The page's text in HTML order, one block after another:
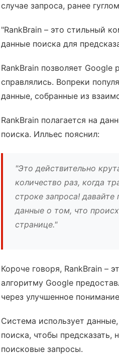
случае запроса, ранее
"RankBrain – это стильный
данные поиска для
RankBrain позволяет
справлялись. Вопреки
данные, собранные из
RankBrain полагается на
поиска. Илльес пояснил:
"Это действительно
количество раз, когда
строке запроса!
данные о том, что
странице."
Короче говоря, RankBrain –
алгоритму Google
через улучшенное
Система использует
поиска, чтобы
поисковые запросы.